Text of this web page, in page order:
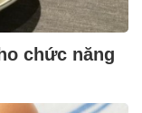
chức năng